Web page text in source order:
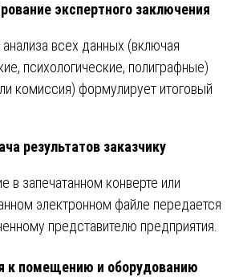
экспертного заключения
всех данных (включая
психологические, полиграфные)
комиссия) формулирует итоговый
результатов заказчику
в запечатанном конверте или
электронном файле передается
представителю предприятия.
к помещению и оборудованию